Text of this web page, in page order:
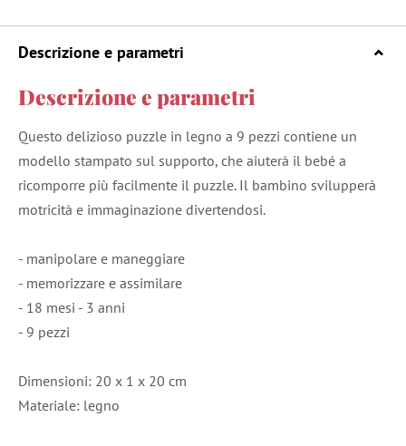
Descrizione e parametri
Descrizione e parametri
Questo delizioso puzzle in legno a 9 pezzi contiene un
modello stampato sul supporto, che aiuterà il bebé a
ricomporre più facilmente il puzzle. Il bambino svilupperà
motricità e immaginazione divertendosi.
- manipolare e maneggiare
- memorizzare e assimilare
- 18 mesi - 3 anni
- 9 pezzi
Dimensioni: 20 x 1 x 20 cm
Materiale: legno